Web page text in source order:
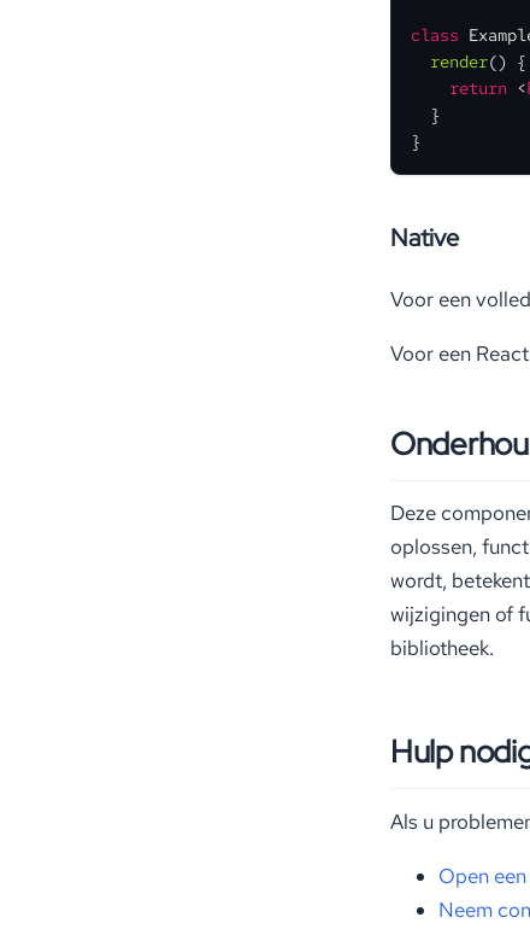
class
render() {
return <
  }
}
Native
Voor een
Voor een
Deze
oplossen,
wordt,
wijzigingen of
bibliotheek.
Hulp
Als u
Open
Neem